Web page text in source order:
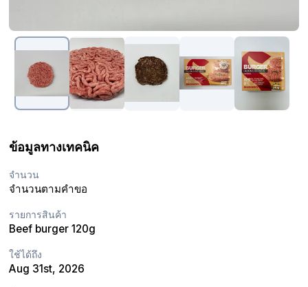
ข้อมูลทางเทคนิค
จำนวน
จำนวนตามคำขอ
รายการสินค้า
Beef burger 120g
ใช้ได้ถึง
Aug 31st, 2026